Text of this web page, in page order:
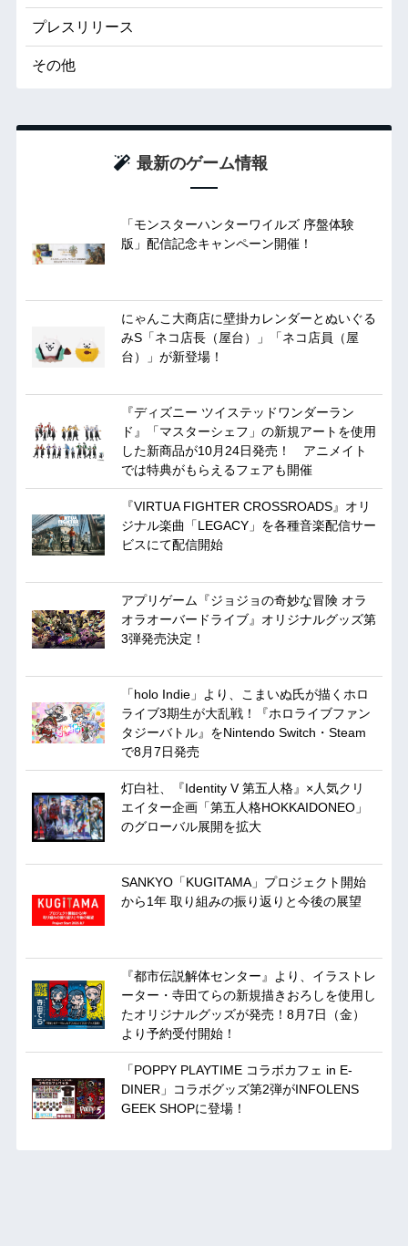
プレスリリース
その他
最新のゲーム情報
「モンスターハンターワイルズ 序盤体験
版」配信記念キャンペーン開催！
にゃんこ大商店に壁掛カレンダーとぬいぐる
みS「ネコ店長（屋台）」「ネコ店員（屋
台）」が新登場！
『ディズニー ツイステッドワンダーラン
ド』「マスターシェフ」の新規アートを使用
した新商品が10月24日発売！ アニメイト
では特典がもらえるフェアも開催
『VIRTUA FIGHTER CROSSROADS』オリ
ジナル楽曲「LEGACY」を各種音楽配信サー
ビスにて配信開始
アプリゲーム『ジョジョの奇妙な冒険 オラ
オラオーバードライブ』オリジナルグッズ第
3弾発売決定！
「holo Indie」より、こまいぬ氏が描くホロ
ライブ3期生が大乱戦！『ホロライブファン
タジーバトル』をNintendo Switch・Steam
で8月7日発売
灯白社、『Identity V 第五人格』×人気クリ
エイター企画「第五人格HOKKAIDONEO」
のグローバル展開を拡大
SANKYO「KUGITAMA」プロジェクト開始
から1年 取り組みの振り返りと今後の展望
『都市伝説解体センター』より、イラストレ
ーター・寺田てらの新規描きおろしを使用し
たオリジナルグッズが発売！8月7日（金）
より予約受付開始！
「POPPY PLAYTIME コラボカフェ in E-
DINER」コラボグッズ第2弾がINFOLENS
GEEK SHOPに登場！